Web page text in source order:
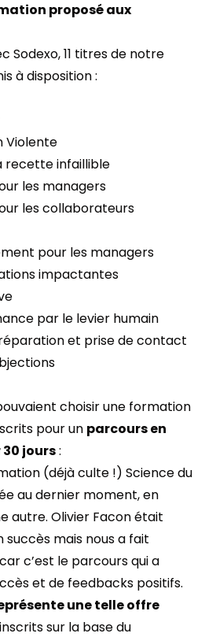
proposé aux
Sodexo, 11 titres de notre
à disposition :
Violente
recette infaillible
les managers
les collaborateurs
pour les managers
impactantes
par le levier humain
et prise de contact
choisir une formation
pour un parcours en
jours:
(déjà culte !) Science du
au dernier moment, en
autre. Olivier Facon était
mais nous a fait
c’est le parcours qui a
et de feedbacks positifs.
une telle offre
sur la base du